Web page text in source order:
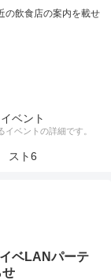
の飲食店の案内を載せ
イベント
イベントの詳細です。
スト6
ベLANパーテ
せ